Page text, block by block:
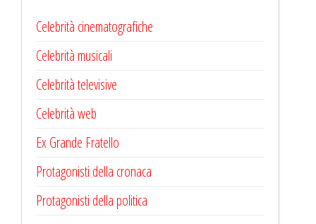
Celebrità cinematografiche
Celebrità musicali
Celebrità televisive
Celebrità web
Ex Grande Fratello
Protagonisti della cronaca
Protagonisti della politica